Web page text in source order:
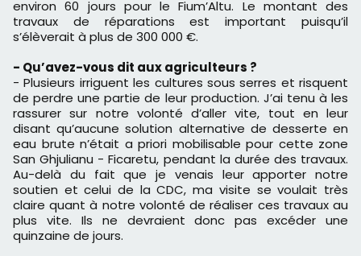
environ 60 jours pour le Fium’Altu. Le montant des
travaux de réparations est important puisqu’il
s’élèverait à plus de 300 000 €.
- Qu’avez-vous dit aux agriculteurs ?
- Plusieurs irriguent les cultures sous serres et risquent
de perdre une partie de leur production. J’ai tenu à les
rassurer sur notre volonté d’aller vite, tout en leur
disant qu’aucune solution alternative de desserte en
eau brute n’était a priori mobilisable pour cette zone
San Ghjulianu - Ficaretu, pendant la durée des travaux.
Au-delà du fait que je venais leur apporter notre
soutien et celui de la CDC, ma visite se voulait très
claire quant à notre volonté de réaliser ces travaux au
plus vite. Ils ne devraient donc pas excéder une
quinzaine de jours.